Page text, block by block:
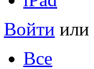
Войти или
Все